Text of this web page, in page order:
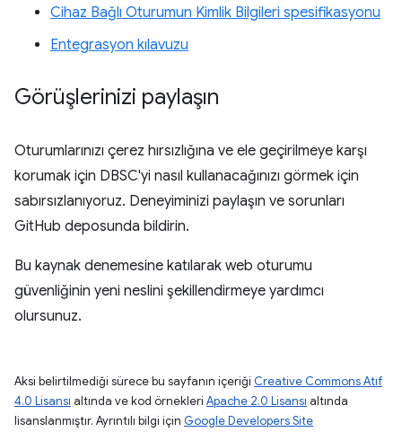
Cihaz Bağlı Oturumun Kimlik Bilgileri spesifikasyonu
Entegrasyon kılavuzu
Görüşlerinizi paylaşın
Oturumlarınızı çerez hırsızlığına ve ele geçirilmeye karşı
korumak için DBSC'yi nasıl kullanacağınızı görmek için
sabırsızlanıyoruz. Deneyiminizi paylaşın ve sorunları
GitHub deposunda bildirin.
Bu kaynak denemesine katılarak web oturumu
güvenliğinin yeni neslini şekillendirmeye yardımcı
olursunuz.
Aksi belirtilmediği sürece bu sayfanın içeriği Creative Commons Atıf
4.0 Lisansı altında ve kod örnekleri Apache 2.0 Lisansı altında
lisanslanmıştır. Ayrıntılı bilgi için Google Developers Site